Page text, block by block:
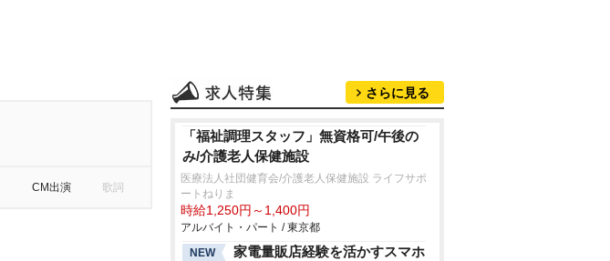
CM出演 歌詞
さらに見る
「福祉調理スタッフ」無資格可/午後の
み/介護老人保健施設
医療法人社団健育会/介護老人保健施設 ライフサポ
ートねりま
時給1,250円～1,400円
アルバイト・パート / 東京都
NEW
家電量販店経験を活かすスマホ